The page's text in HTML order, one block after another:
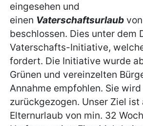
eingesehen und
einen Vaterschaftsurlaub
beschlossen. Dies unter dem
Vaterschafts-Initiative,
fordert. Die Initiative wurde
Grünen und vereinzelten
Annahme empfohlen. Sie
zurückgezogen. Unser Ziel ist
Elternurlaub von min. 32